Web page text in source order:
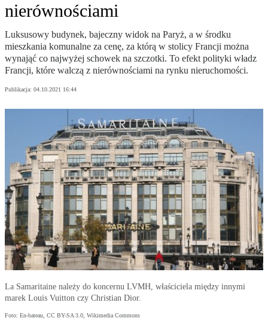
nierównościami
Luksusowy budynek, bajeczny widok na Paryż, a w środku
mieszkania komunalne za cenę, za którą w stolicy Francji można
wynająć co najwyżej schowek na szczotki. To efekt polityki władz
Francji, które walczą z nierównościami na rynku nieruchomości.
Publikacja: 04.10.2021 16:44
La Samaritaine należy do koncernu LVMH, właściciela między innymi
marek Louis Vuitton czy Christian Dior.
Foto: En-bateau, CC BY-SA 3.0, Wikimedia Commons